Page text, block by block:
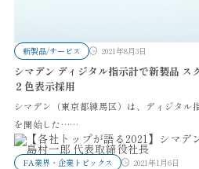
新製品/サービス 2021年8月3日
シマデン ディジタル指示計で新製品 ス
２色表示採用
シマデン（東京都練馬区）は、ディジタル
を開始した……
FA業界・企業トピックス 2021年1月6日